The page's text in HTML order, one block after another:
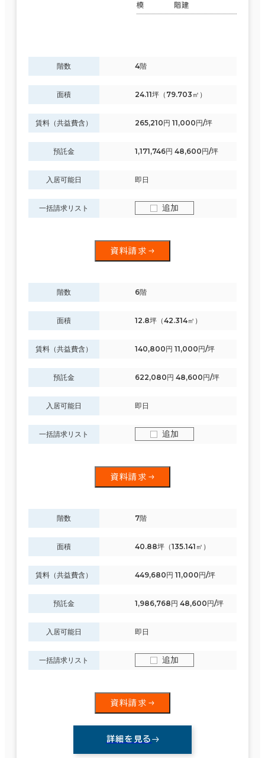
模
階建
階数 4階
面積 24.11坪（79.703㎡）
賃料（共益費含） 265,210円 11,000円/坪
預託金 1,171,746円 48,600円/坪
入居可能日 即日
一括請求リスト 追加
資料請求
階数 6階
面積 12.8坪（42.314㎡）
賃料（共益費含） 140,800円 11,000円/坪
預託金 622,080円 48,600円/坪
入居可能日 即日
一括請求リスト 追加
資料請求
階数 7階
面積 40.88坪（135.141㎡）
賃料（共益費含） 449,680円 11,000円/坪
預託金 1,986,768円 48,600円/坪
入居可能日 即日
一括請求リスト 追加
資料請求
詳細を見る